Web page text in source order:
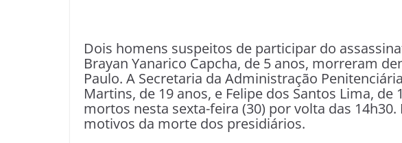
Dois homens suspeitos de participar do
Brayan Yanarico Capcha, de 5 anos, morreram
Paulo. A Secretaria da Administração
Martins, de 19 anos, e Felipe dos Santos Lima,
mortos nesta sexta-feira (30) por volta das
motivos da morte dos presidiários.